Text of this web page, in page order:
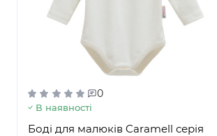
0
В наявності
Боді для малюків Caramell серія